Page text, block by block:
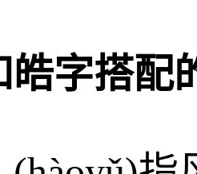
皓字搭配